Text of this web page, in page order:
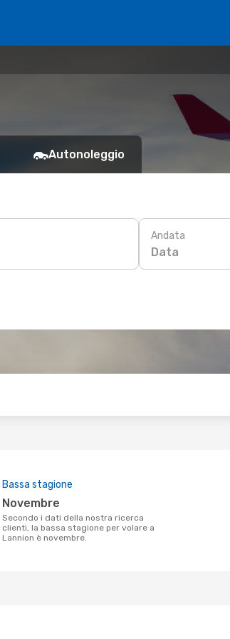
Autonoleggio
Andata
Data
Bassa stagione
novembre
Secondo i dati della nostra ricerca
clienti, la bassa stagione per volare a
Lannion è novembre.